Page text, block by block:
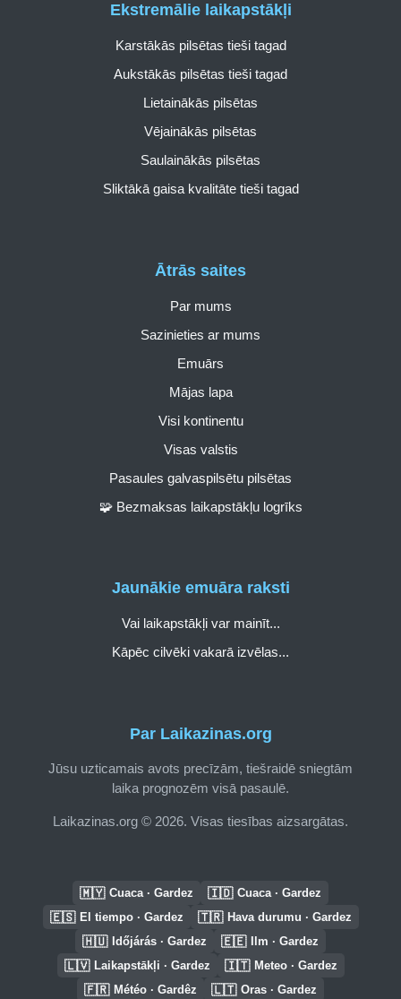
Par Laikazinas.org
Jūsu uzticamais avots precīzām, tiešraidē sniegtām
laika prognozēm visā pasaulē.
Laikazinas.org © 2026. Visas tiesības aizsargātas.
Ātrās saites
Par mums
Sazinieties ar mums
Emuārs
Mājas lapa
Visi kontinentu
Visas valstis
Pasaules galvaspilsētu pilsētas
🧩 Bezmaksas laikapstākļu logrīks
Ekstremālie laikapstākļi
Karstākās pilsētas tieši tagad
Aukstākās pilsētas tieši tagad
Lietainākās pilsētas
Vējainākās pilsētas
Saulainākās pilsētas
Sliktākā gaisa kvalitāte tieši tagad
Jaunākie emuāra raksti
Vai laikapstākļi var mainīt...
Kāpēc cilvēki vakarā izvēlas...
🇲🇾 Cuaca · Gardez 🇮🇩 Cuaca · Gardez
🇪🇸 El tiempo · Gardez 🇹🇷 Hava durumu · Gardez
🇭🇺 Időjárás · Gardez 🇪🇪 Ilm · Gardez
🇱🇻 Laikapstākļi · Gardez 🇮🇹 Meteo · Gardez
🇫🇷 Météo · Gardêz 🇱🇹 Oras · Gardez